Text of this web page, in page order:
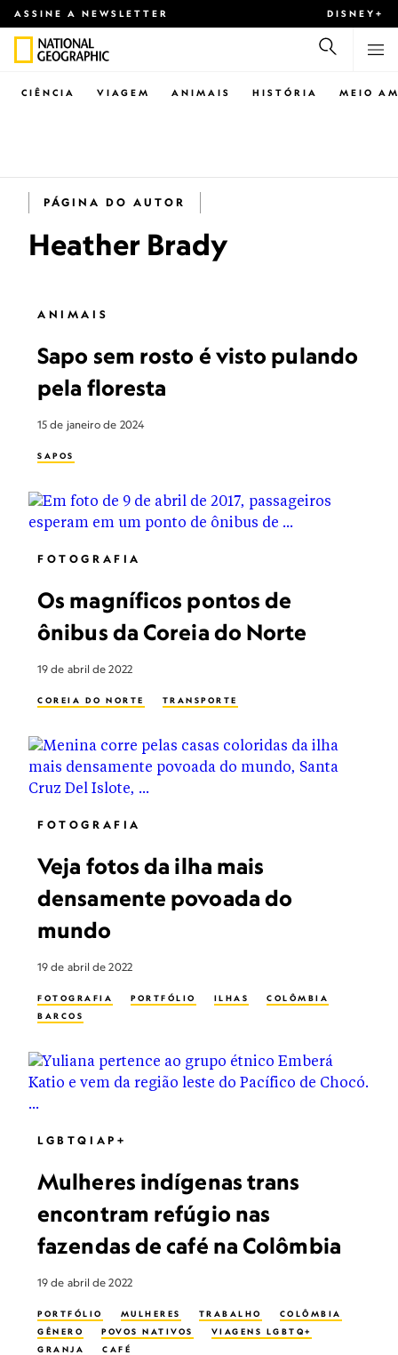
ASSINE A NEWSLETTER DISNEY+
CIÊNCIA VIAGEM ANIMAIS HISTÓRIA MEIO
PÁGINA DO AUTOR
Heather Brady
ANIMAIS
Sapo sem rosto é visto pulando
pela floresta
15 de janeiro de 2024
SAPOS
FOTOGRAFIA
Os magníficos pontos de
ônibus da Coreia do Norte
19 de abril de 2022
COREIA DO NORTE TRANSPORTE
FOTOGRAFIA
Veja fotos da ilha mais
densamente povoada do
mundo
19 de abril de 2022
FOTOGRAFIA PORTFÓLIO ILHAS
COLÔMBIA
BARCOS
LGBTQIAP+
Mulheres indígenas trans
encontram refúgio nas
fazendas de café na Colômbia
19 de abril de 2022
PORTFÓLIO MULHERES TRABALHO
COLÔMBIA
GÊNERO
POVOS NATIVOS
VIAGENS LGBTQ+
GRANJA
CAFÉ